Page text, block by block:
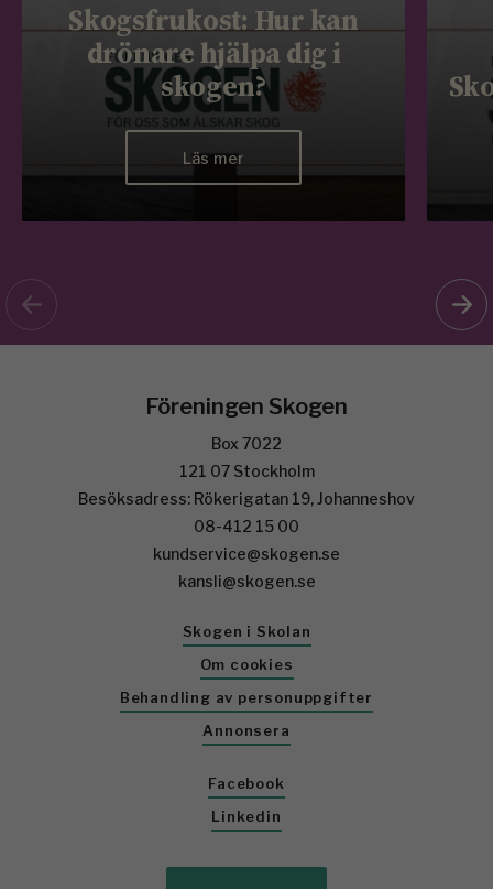
Skogsfrukost: Hur kan
drönare hjälpa dig i
skogen?
Läs mer
Föreningen Skogen
Box 7022
121 07 Stockholm
Besöksadress: Rökerigatan 19, Johanneshov
08-412 15 00
kundservice@skogen.se
kansli@skogen.se
Skogen i Skolan
Om cookies
Behandling av personuppgifter
Annonsera
Facebook
Linkedin